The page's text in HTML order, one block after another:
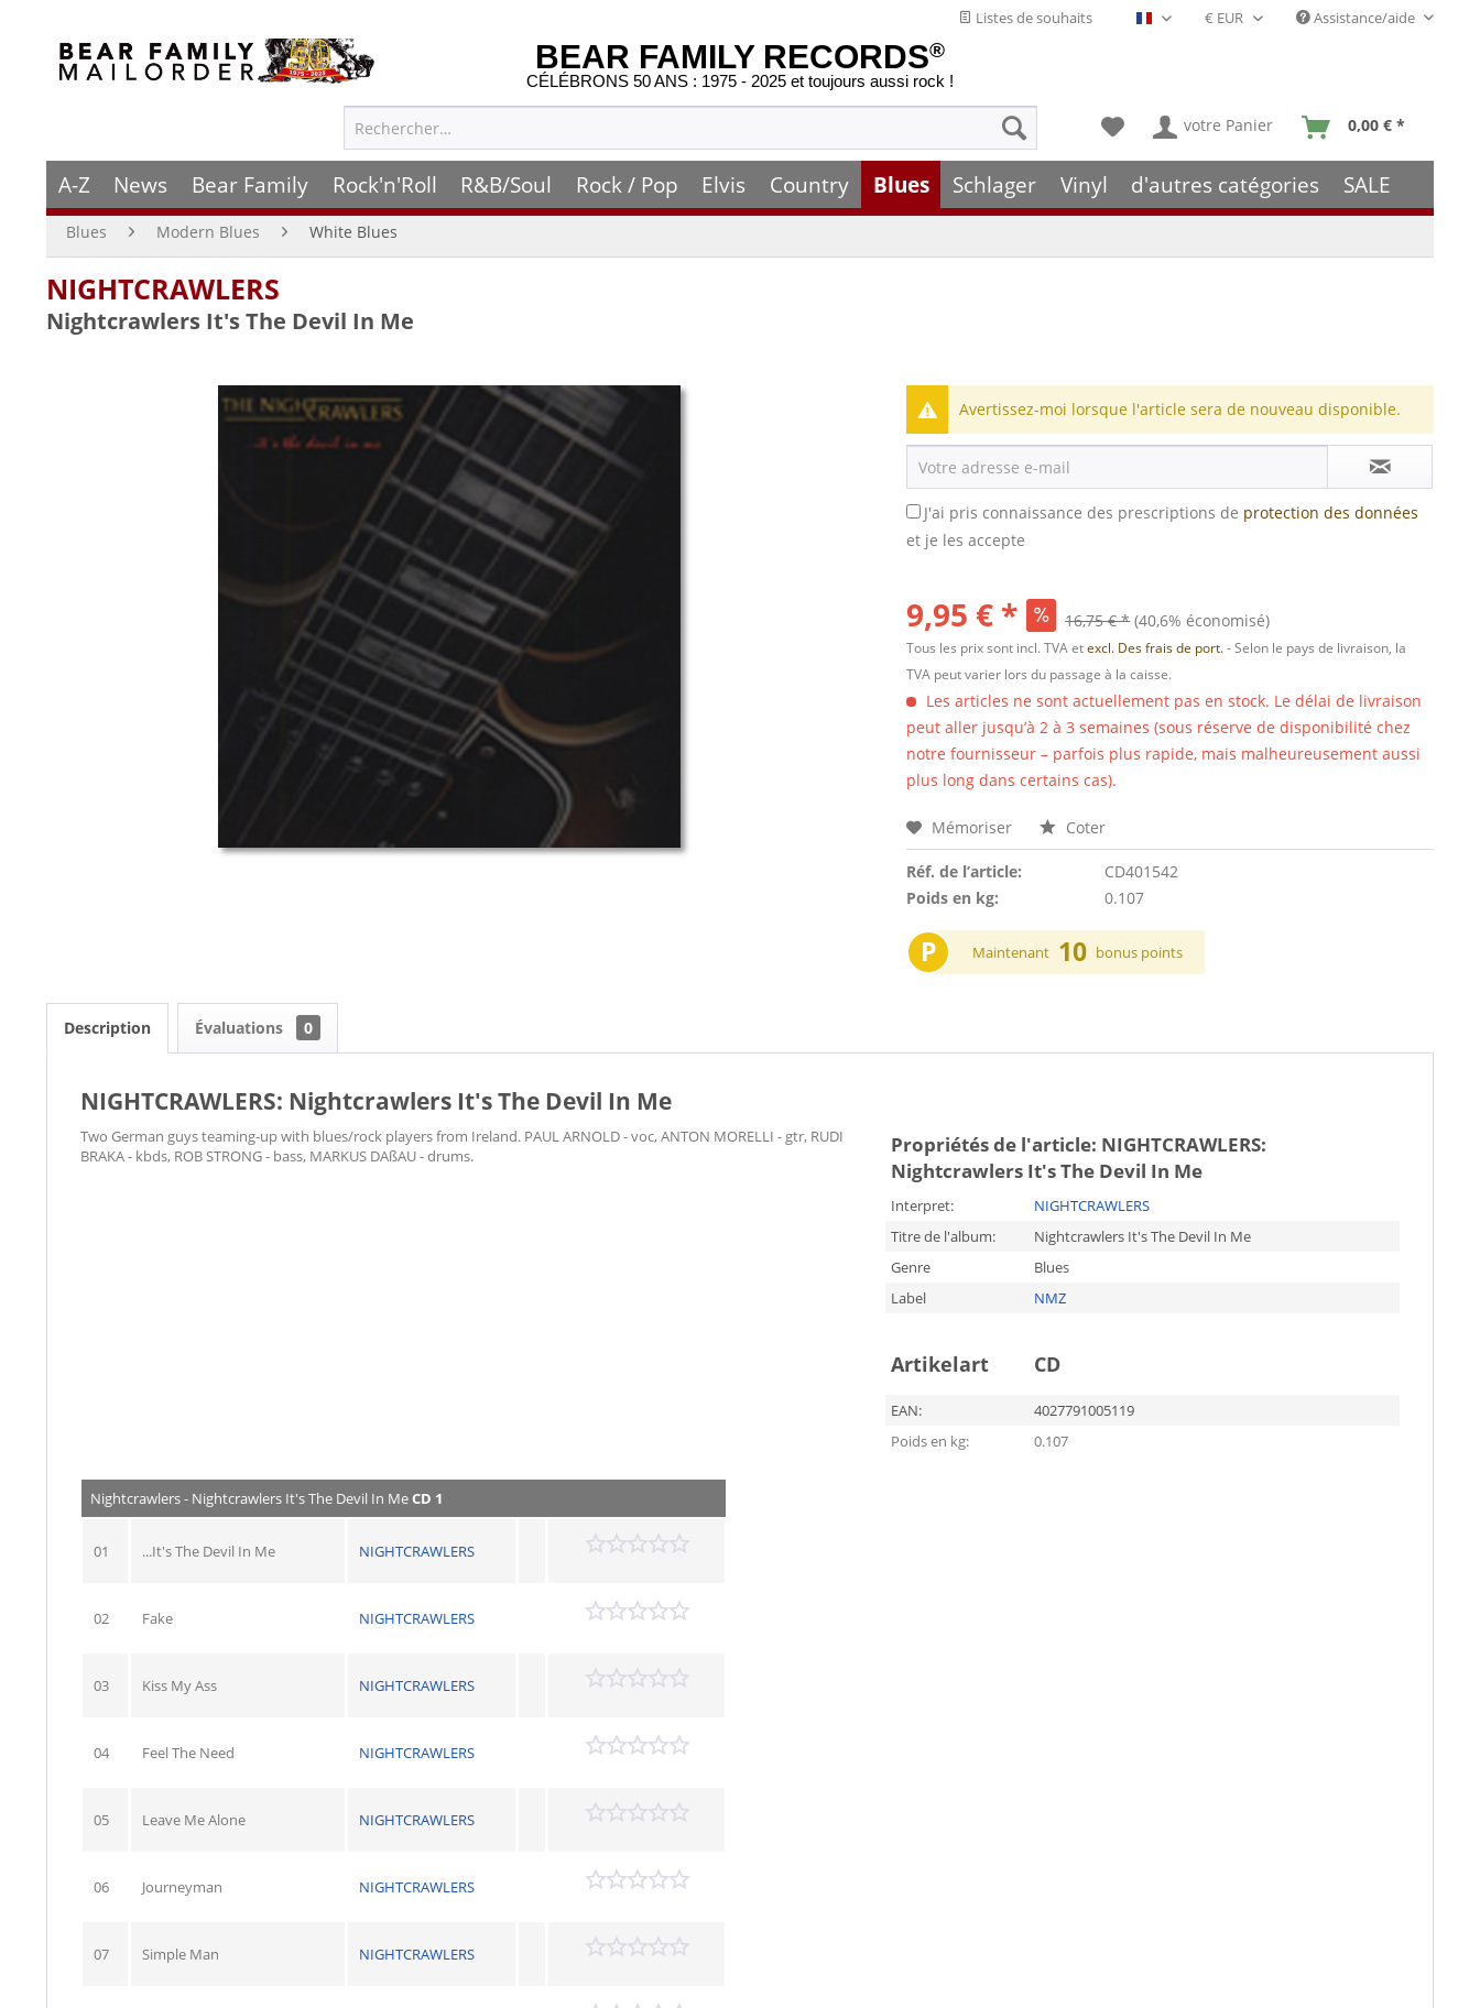
Listes de souhaits Français- FR Assistance/aide
BEAR FAMILY RECORDS®
CÉLÉBRONS 50 ANS : 1975 - 2025 et toujours aussi rock !
votre Panier 0,00 € *
A-Z News Bear Family Rock'n'Roll R&B/Soul Rock / Pop Elvis Country Blues Schlager Vinyl d'autres catégories SALE
Blues Modern Blues White Blues
NIGHTCRAWLERS
Nightcrawlers It's The Devil In Me
Avertissez-moi lorsque l'article sera de nouveau disponible.
J'ai pris connaissance des prescriptions de protection des données
et je les accepte
9,95 € * 16,75 € * (40,6% économisé)
Tous les prix sont incl. TVA etexcl. Des frais de port.- Selon le pays de livraison, la
TVA peut varier lors du passage à la caisse.
Les articles ne sont actuellement pas en stock. Le délai de livraison
peut aller jusqu’à 2 à 3 semaines (sous réserve de disponibilité chez
notre fournisseur – parfois plus rapide, mais malheureusement aussi
plus long dans certains cas).
Mémoriser Coter
Réf. de l’article:
CD401542
Poids en kg:
0.107
P Maintenant 10 bonus points
Description Évaluations 0
NIGHTCRAWLERS: Nightcrawlers It's The Devil In Me
Two German guys teaming-up with blues/rock players from Ireland. PAUL ARNOLD - voc, ANTON MORELLI - gtr, RUDI
BRAKA - kbds, ROB STRONG - bass, MARKUS DAßAU - drums.
Propriétés de l'article: NIGHTCRAWLERS:
Nightcrawlers It's The Devil In Me
Interpret:
NIGHTCRAWLERS
Titre de l'album:
Nightcrawlers It's The Devil In Me
Genre
Blues
Label
NMZ
Artikelart CD
EAN:
4027791005119
Poids en kg:
0.107
Nightcrawlers - Nightcrawlers It's The Devil In MeCD 1
01 ...It's The Devil In Me NIGHTCRAWLERS
02 Fake NIGHTCRAWLERS
03 Kiss My Ass NIGHTCRAWLERS
04 Feel The Need NIGHTCRAWLERS
05 Leave Me Alone NIGHTCRAWLERS
06 Journeyman NIGHTCRAWLERS
07 Simple Man NIGHTCRAWLERS